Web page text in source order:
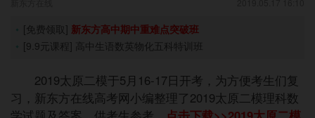
[免费领取] 新东方高中期中重难点突破班
[9.9元课程] 高中生语数英物化五科特训班
2019太原二模于5月16-17日开考，为方便考生们复
习，新东方在线高考网小编整理了2019太原二模理科数